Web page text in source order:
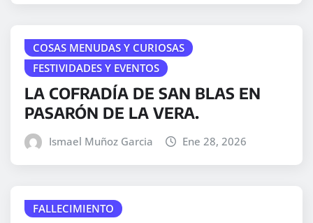
COSAS MENUDAS Y CURIOSAS
FESTIVIDADES Y EVENTOS
LA COFRADÍA DE SAN BLAS EN
PASARÓN DE LA VERA.
Ismael Muñoz Garcia Ene 28, 2026
FALLECIMIENTO